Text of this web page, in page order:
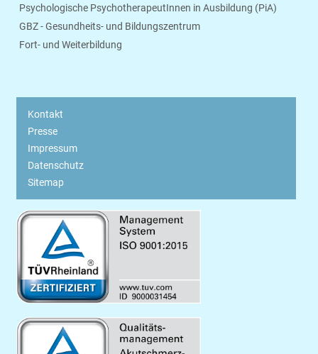
Psychologische PsychotherapeutInnen in Ausbildung (PiA)
GBZ - Gesundheits- und Bildungszentrum
Fort- und Weiterbildung
Kontakt
Presse
Impressum
Datenschutz
Sitemap